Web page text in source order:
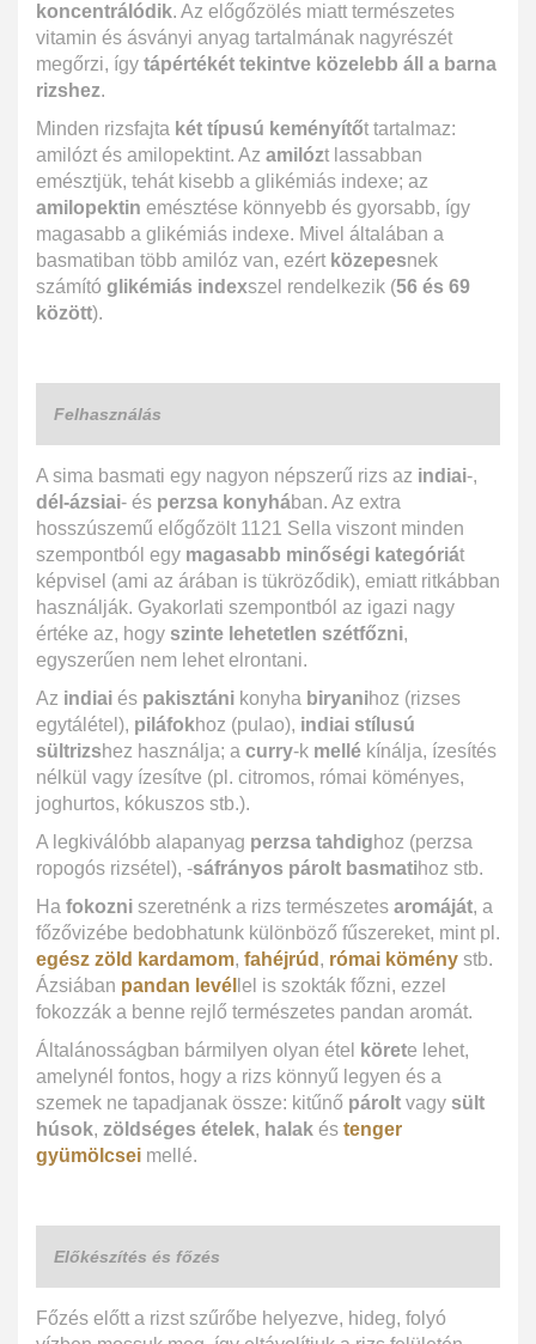
koncentrálódik. Az előgőzölés miatt természetes
vitamin és ásványi anyag tartalmának nagyrészét
megőrzi, így tápértékét tekintve közelebb áll a barna
rizshez.
Minden rizsfajta két típusú keményítőt tartalmaz:
amilózt és amilopektint. Az amilózt lassabban
emésztjük, tehát kisebb a glikémiás indexe; az
amilopektin emésztése könnyebb és gyorsabb, így
magasabb a glikémiás indexe. Mivel általában a
basmatiban több amilóz van, ezért közepesnek
számító glikémiás indexszel rendelkezik (56 és 69
között).
Felhasználás
A sima basmati egy nagyon népszerű rizs az indiai-,
dél-ázsiai- és perzsa konyhában. Az extra
hosszúszemű előgőzölt 1121 Sella viszont minden
szempontból egy magasabb minőségi kategóriát
képvisel (ami az árában is tükröződik), emiatt ritkábban
használják. Gyakorlati szempontból az igazi nagy
értéke az, hogy szinte lehetetlen szétfőzni,
egyszerűen nem lehet elrontani.
Az indiai és pakisztáni konyha biryanihoz (rizses
egytálétel), piláfokhoz (pulao), indiai stílusú
sültrizshez használja; a curry-k mellé kínálja, ízesítés
nélkül vagy ízesítve (pl. citromos, római köményes,
joghurtos, kókuszos stb.).
A legkiválóbb alapanyag perzsa tahdighoz (perzsa
ropogós rizsétel), -sáfrányos párolt basmatihoz stb.
Ha fokozni szeretnénk a rizs természetes aromáját, a
főzővizébe bedobhatunk különböző fűszereket, mint pl.
egész zöld kardamom, fahéjrúd , római kömény stb.
Ázsiában pandan levél lel is szokták főzni, ezzel
fokozzák a benne rejlő természetes pandan aromát.
Általánosságban bármilyen olyan étel
körete lehet,
amelynél fontos, hogy a rizs könnyű legyen és a
szemek ne tapadjanak össze: kitűnő párolt vagy sült
húsok, zöldséges ételek, halak és tenger
gyümölcsei mellé.
Előkészítés és főzés
Főzés előtt a rizst szűrőbe helyezve, hideg, folyó